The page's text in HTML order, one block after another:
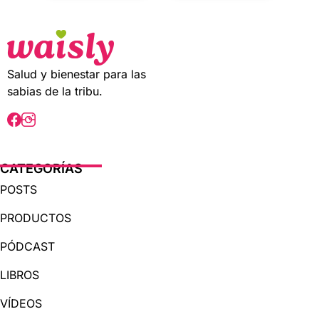
o
f
5
Salud y bienestar para las
sabias de la tribu.
CATEGORÍAS
POSTS
PRODUCTOS
PÓDCAST
LIBROS
VÍDEOS